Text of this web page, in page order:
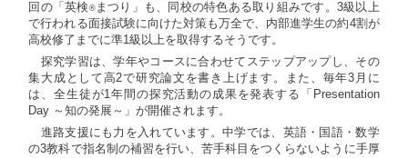
回の「英検 ®まつり」も、同校の特色ある取り組みです。3級以上
で行われる面接試験に向けた対策も万全で、内部進学生の約4割が
高校修了までに準1級以上を取得するそうです。
探究学習は、学年やコースに合わせてステップアップし、その
集大成として高2で研究論文を書き上げます。また、毎年3月に
は、全生徒が1年間の探究活動の成果を発表する「Presentation
Day ～知の発展～」が開催されます。
進路支援にも力を入れています。中学では、英語・国語・数学
の3教科で指名制の補習を行い、苦手科目をつくらないように手厚